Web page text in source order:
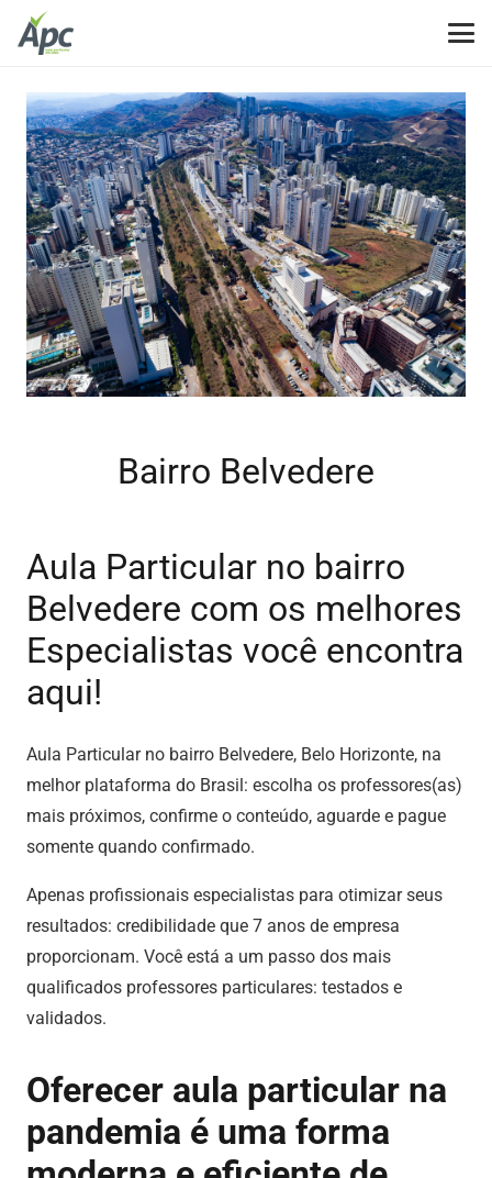
Bairro Belvedere
Aula Particular no bairro
Belvedere com os melhores
Especialistas você encontra
aqui!
Aula Particular no bairro Belvedere, Belo Horizonte, na
melhor plataforma do Brasil: escolha os professores(as)
mais próximos, confirme o conteúdo, aguarde e pague
somente quando confirmado.
Apenas profissionais especialistas para otimizar seus
resultados: credibilidade que 7 anos de empresa
proporcionam. Você está a um passo dos mais
qualificados professores particulares: testados e
validados.
Oferecer aula particular na
pandemia é uma forma